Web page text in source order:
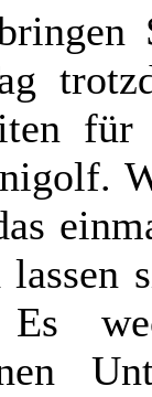
für